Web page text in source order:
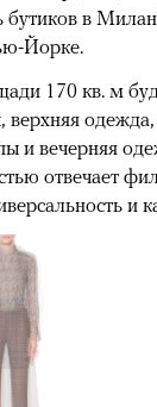
бутиков в
Йорке.
170 кв. м
одежда,
и вечерняя
отвечает
и